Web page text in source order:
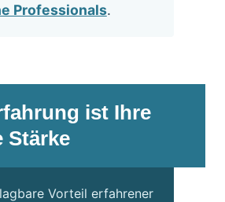
Professionals.
ist Ihre
Stärke
Vorteil erfahrener